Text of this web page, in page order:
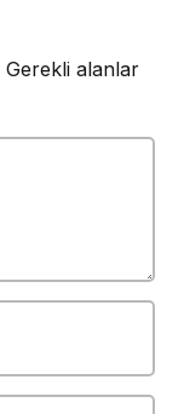
Gerekli alanlar